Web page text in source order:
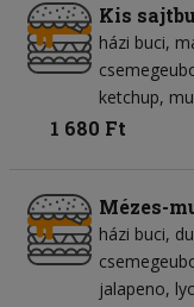
Kis
házi buci
ketchup
1 680 Ft
Mézes-
házi buci
jalapeno